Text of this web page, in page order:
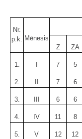
Nr.
p.k. Mēnesis
Z
ZA
1. 7 5
2. 7 6
3. 6 6
4. IV 11 8
5. V 12 12